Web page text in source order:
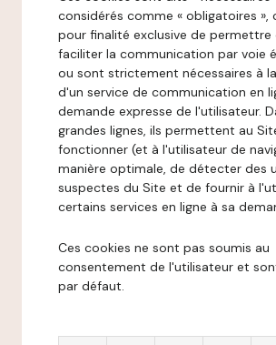
considérés comme « obligatoires »,
pour finalité exclusive de permettre
faciliter la communication par voie
ou sont strictement nécessaires à
d'un service de communication en
demande expresse de l'utilisateur.
grandes lignes, ils permettent au
fonctionner (et à l'utilisateur de
manière optimale, de détecter des
suspectes du Site et de fournir à
certains services en ligne à sa
Ces cookies ne sont pas soumis au
consentement de l'utilisateur et
par défaut.